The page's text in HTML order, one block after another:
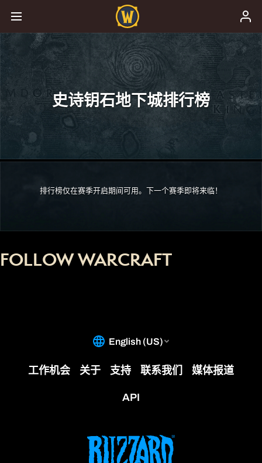
史诗钥石地下城排行榜
排行榜仅在赛季开启期间可用。下一个赛季即将来临！
FOLLOW WARCRAFT